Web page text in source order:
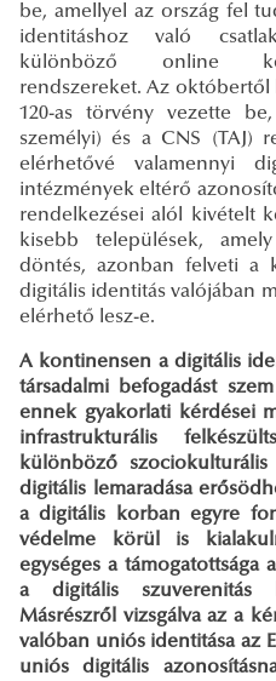
be, amellyel az ország fel
identitáshoz való
különböző online
rendszereket. Az októbertől
120-as törvény vezette
személyi) és a CNS (TAJ)
elérhetővé valamennyi
intézmények eltérő
rendelkezései alól kivételt
kisebb települések,
döntés, azonban felveti a
digitális identitás valójában
elérhető lesz-e.
A kontinensen a digitális
társadalmi befogadást
ennek gyakorlati kérdései
infrastrukturális
különböző
digitális lemaradása
a digitális korban egyre
védelme körül is
egységes a támogatottsága
a digitális szuverenitás
Másrészről vizsgálva az a
valóban uniós identitása az
uniós digitális